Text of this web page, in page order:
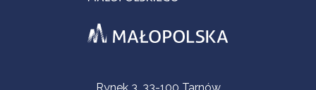
Informacje kontaktowe